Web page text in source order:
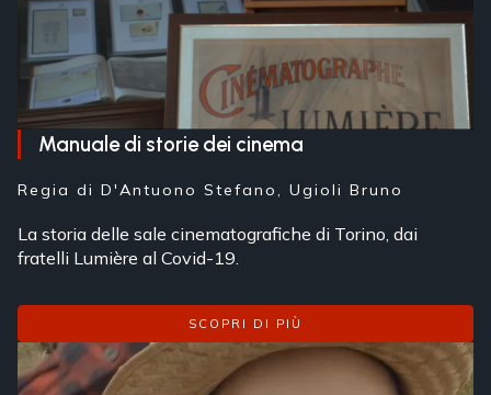
Manuale di storie dei cinema
Regia diD'Antuono Stefano, Ugioli Bruno
La storia delle sale cinematografiche di Torino, dai
fratelli Lumière al Covid-19.
SCOPRI DI PIÙ